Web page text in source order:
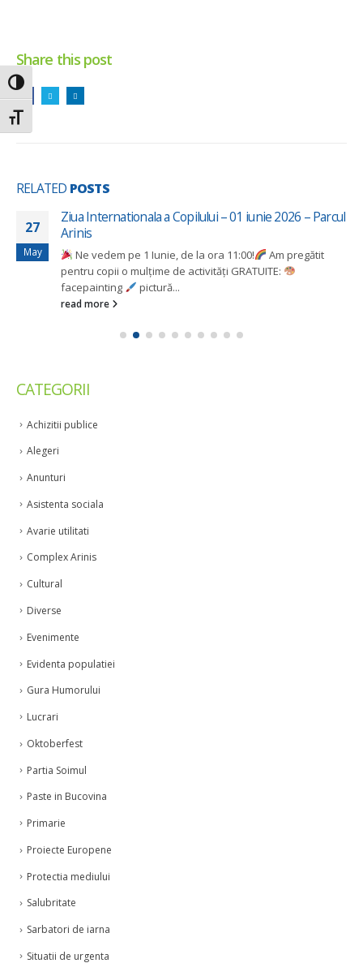
Toggle High Contrast
Toggle Font size
Share this post
RELATED POSTS
27
May
Ziua Internationala a Copilului – 01 iunie 2026 – Parcul
Arinis
Ne vedem pe 1 Iunie, de la ora 11:00!
Am pregătit
pentru copii o mulțime de activități GRATUITE:
facepainting
pictură...
read more
CATEGORII
Achizitii publice
Alegeri
Anunturi
Asistenta sociala
Avarie utilitati
Complex Arinis
Cultural
Diverse
Evenimente
Evidenta populatiei
Gura Humorului
Lucrari
Oktoberfest
Partia Soimul
Paste in Bucovina
Primarie
Proiecte Europene
Protectia mediului
Salubritate
Sarbatori de iarna
Situatii de urgenta